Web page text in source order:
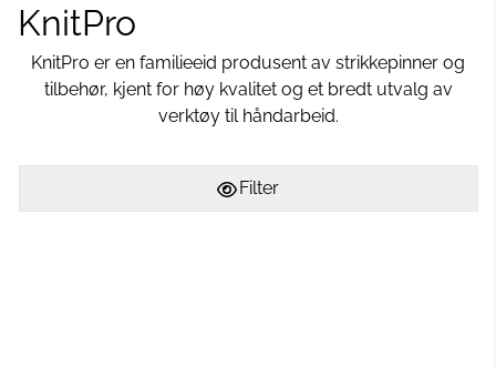
KnitPro
KnitPro er en familieeid produsent av strikkepinner og
tilbehør, kjent for høy kvalitet og et bredt utvalg av
verktøy til håndarbeid.
Filter